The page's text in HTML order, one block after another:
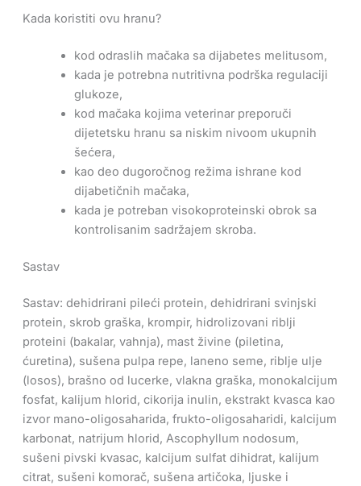
Kada koristiti ovu hranu?
kod odraslih mačaka sa dijabetes melitusom,
kada je potrebna nutritivna podrška regulaciji
glukoze,
kod mačaka kojima veterinar preporuči
dijetetsku hranu sa niskim nivoom ukupnih
šećera,
kao deo dugoročnog režima ishrane kod
dijabetičnih mačaka,
kada je potreban visokoproteinski obrok sa
kontrolisanim sadržajem skroba.
Sastav
Sastav: dehidrirani pileći protein, dehidrirani svinjski
protein, skrob graška, krompir, hidrolizovani riblji
proteini (bakalar, vahnja), mast živine (piletina,
ćuretina), sušena pulpa repe, laneno seme, riblje ulje
(losos), brašno od lucerke, vlakna graška, monokalcijum
fosfat, kalijum hlorid, cikorija inulin, ekstrakt kvasca kao
izvor mano-oligosaharida, frukto-oligosaharidi, kalcijum
karbonat, natrijum hlorid, Ascophyllum nodosum,
sušeni pivski kvasac, kalcijum sulfat dihidrat, kalijum
citrat, sušeni komorač, sušena artičoka, ljuske i